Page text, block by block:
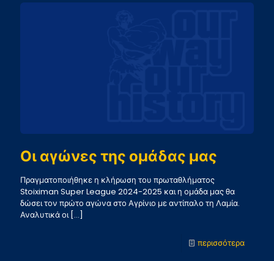
Οι αγώνες της ομάδας μας
Πραγματοποιήθηκε η κλήρωση του πρωταθλήματος
Stoiximan Super League 2024-2025 και η ομάδα μας θα
δώσει τον πρώτο αγώνα στο Αγρίνιο με αντίπαλο τη Λαμία.
Αναλυτικά οι[…]
περισσότερα-